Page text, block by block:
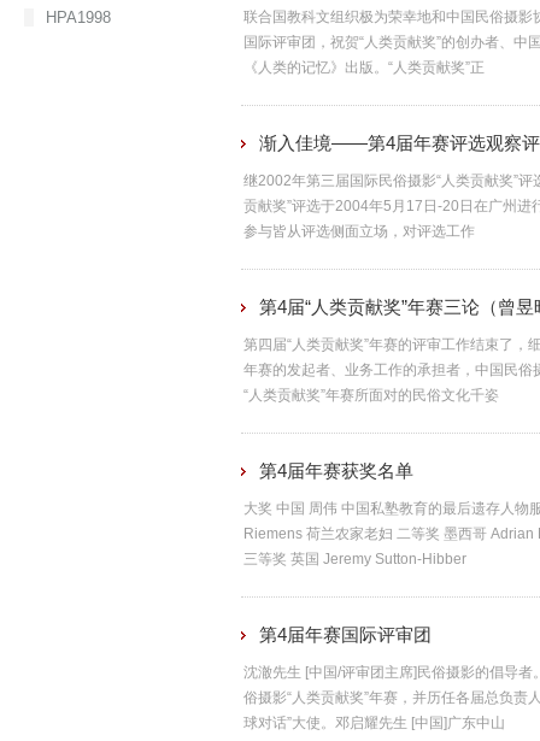
HPA1998
联合国教科文组织极为荣幸地和中国民俗摄影
国际评审团，祝贺“人类贡献奖”的创办者、
《人类的记忆》出版。“人类贡献奖”正
渐入佳境——第4届年赛评选观察
继2002年第三届国际民俗摄影“人类贡献奖”
贡献奖”评选于2004年5月17日-20日在广州进
参与皆从评选侧面立场，对评选工作
第4届“人类贡献奖”年赛三论（曾昱
第四届“人类贡献奖”年赛的评审工作结束了
年赛的发起者、业务工作的承担者，中国民
“人类贡献奖”年赛所面对的民俗文化千姿
第4届年赛获奖名单
大奖 中国 周伟 中国私塾教育的最后遗存人物
Riemens 荷兰农家老妇 二等奖 墨西哥
三等奖 英国 Jeremy Sutton-Hibber
第4届年赛国际评审团
沈澈先生 [中国/评审团主席]民俗摄影的倡导
俗摄影“人类贡献奖”年赛，并历任各届总负
球对话”大使。邓启耀先生 [中国]广东中山